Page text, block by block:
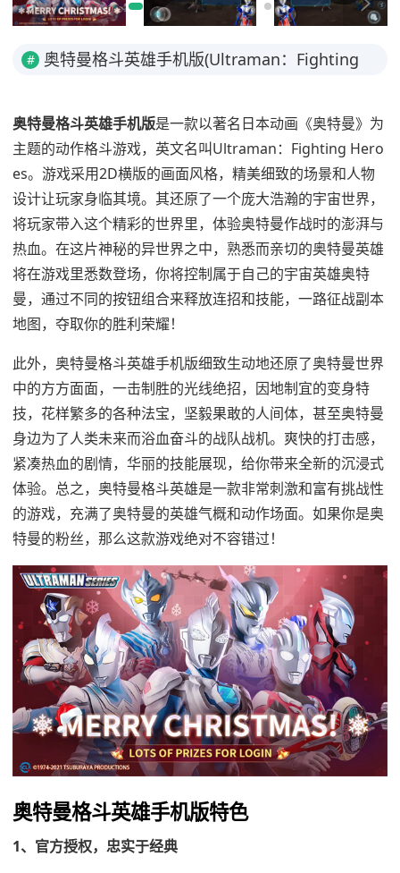
#
奥特曼格斗英雄手机版(Ultraman：Fighting
奥特曼格斗英雄手机版是一款以著名日本动画《奥特曼》为
主题的动作格斗游戏，英文名叫Ultraman：Fighting Hero
es。游戏采用2D横版的画面风格，精美细致的场景和人物
设计让玩家身临其境。其还原了一个庞大浩瀚的宇宙世界，
将玩家带入这个精彩的世界里，体验奥特曼作战时的澎湃与
热血。在这片神秘的异世界之中，熟悉而亲切的奥特曼英雄
将在游戏里悉数登场，你将控制属于自己的宇宙英雄奥特
曼，通过不同的按钮组合来释放连招和技能，一路征战副本
地图，夺取你的胜利荣耀！
此外，奥特曼格斗英雄手机版细致生动地还原了奥特曼世界
中的方方面面，一击制胜的光线绝招，因地制宜的变身特
技，花样繁多的各种法宝，坚毅果敢的人间体，甚至奥特曼
身边为了人类未来而浴血奋斗的战队战机。爽快的打击感，
紧凑热血的剧情，华丽的技能展现，给你带来全新的沉浸式
体验。总之，奥特曼格斗英雄是一款非常刺激和富有挑战性
的游戏，充满了奥特曼的英雄气概和动作场面。如果你是奥
特曼的粉丝，那么这款游戏绝对不容错过！
奥特曼格斗英雄手机版特色
1、官方授权，忠实于经典